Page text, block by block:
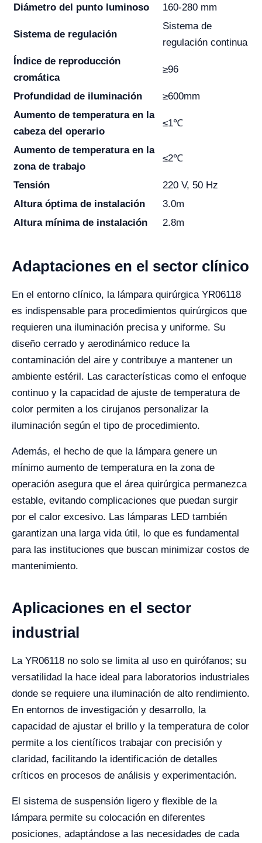
Diámetro del punto luminoso 160-280 mm
Sistema de regulación
Sistema de
regulación continua
Índice de reproducción
cromática
≥96
Profundidad de iluminación
≥600mm
Aumento de temperatura en la
cabeza del operario
≤1℃
Aumento de temperatura en la
zona de trabajo
≤2℃
Tensión
220 V, 50 Hz
Altura óptima de instalación
3.0m
Altura mínima de instalación
2.8m
Adaptaciones en el sector clínico
En el entorno clínico, la lámpara quirúrgica YR06118
es indispensable para procedimientos quirúrgicos que
requieren una iluminación precisa y uniforme. Su
diseño cerrado y aerodinámico reduce la
contaminación del aire y contribuye a mantener un
ambiente estéril. Las características como el enfoque
continuo y la capacidad de ajuste de temperatura de
color permiten a los cirujanos personalizar la
iluminación según el tipo de procedimiento.
Además, el hecho de que la lámpara genere un
mínimo aumento de temperatura en la zona de
operación asegura que el área quirúrgica permanezca
estable, evitando complicaciones que puedan surgir
por el calor excesivo. Las lámparas LED también
garantizan una larga vida útil, lo que es fundamental
para las instituciones que buscan minimizar costos de
mantenimiento.
Aplicaciones en el sector
industrial
La YR06118 no solo se limita al uso en quirófanos; su
versatilidad la hace ideal para laboratorios industriales
donde se requiere una iluminación de alto rendimiento.
En entornos de investigación y desarrollo, la
capacidad de ajustar el brillo y la temperatura de color
permite a los científicos trabajar con precisión y
claridad, facilitando la identificación de detalles
críticos en procesos de análisis y experimentación.
El sistema de suspensión ligero y flexible de la
lámpara permite su colocación en diferentes
posiciones, adaptándose a las necesidades de cada